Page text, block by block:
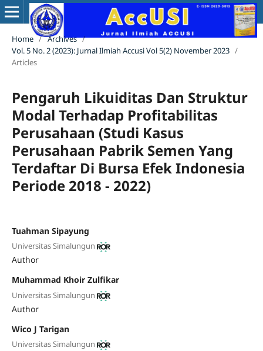
Home / Archives /
Vol. 5 No. 2 (2023): Jurnal Ilmiah Accusi Vol 5(2) November 2023 /
Articles
Pengaruh Likuiditas Dan Struktur
Modal Terhadap Profitabilitas
Perusahaan (Studi Kasus
Perusahaan Pabrik Semen Yang
Terdaftar Di Bursa Efek Indonesia
Periode 2018 - 2022)
Tuahman Sipayung
Universitas Simalungun
Author
Muhammad Khoir Zulfikar
Universitas Simalungun
Author
Wico J Tarigan
Universitas Simalungun